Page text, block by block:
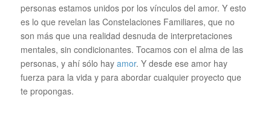
personas estamos unidos por los vínculos del amor. Y esto
es lo que revelan las Constelaciones Familiares, que no
son más que una realidad desnuda de interpretaciones
mentales, sin condicionantes. Tocamos con el alma de las
personas, y ahí sólo hay amor. Y desde ese amor hay
fuerza para la vida y para abordar cualquier proyecto que
te propongas.